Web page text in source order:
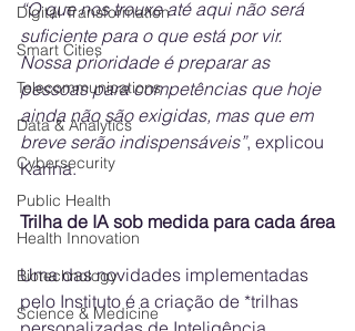
Digital Transformation
Smart Cities
Telecommunications
Data & Analytics
Cybersecurity
Public Health
Health Innovation
Biotechnology
Science & Medicine
⁠“O que nos trouxe até aqui não será
suficiente para o que está por vir.
Nossa prioridade é preparar as
pessoas para competências que hoje
ainda não são exigidas, mas que em
breve serão indispensáveis”, explicou
Karina.
Trilha de IA sob medida para cada área
Uma das novidades implementadas
pelo Instituto é a criação de *trilhas